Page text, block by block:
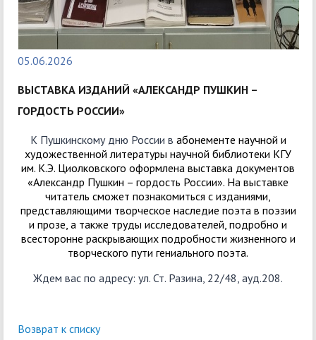
05.06.2026
ВЫСТАВКА ИЗДАНИЙ «АЛЕКСАНДР ПУШКИН –
ГОРДОСТЬ РОССИИ»
К Пушкинскому дню России в абонементе научной и
художественной литературы научной библиотеки КГУ
им. К.Э. Циолковского оформлена выставка документов
«Александр Пушкин – гордость России». На выставке
читатель сможет познакомиться c изданиями,
представляющими творческое наследие поэта в поэзии
и прозе, а также труды исследователей, подробно и
всесторонне раскрывающих подробности жизненного и
творческого пути гениального поэта.
Ждем вас по адресу: ул. Ст. Разина, 22/48, ауд.208.
Возврат к списку